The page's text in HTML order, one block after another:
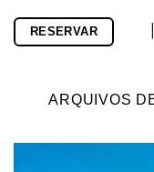
RESERVAR
ARQUIVOS